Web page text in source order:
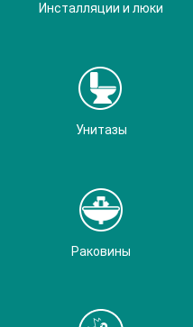
Инсталляции и люки
Унитазы
Раковины